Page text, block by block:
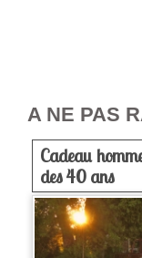
A NE PAS
Cadeau
des 40 ans